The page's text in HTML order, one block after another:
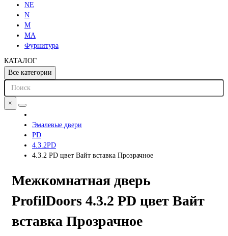
NE
N
M
MA
Фурнитура
КАТАЛОГ
Все категории
×
Эмалевые двери
PD
4.3.2PD
4.3.2 PD цвет Вайт вставка Прозрачное
Межкомнатная дверь
ProfilDoors 4.3.2 PD цвет Вайт
вставка Прозрачное